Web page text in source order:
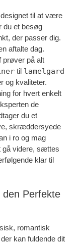
til at være
du et besøg
der passer dig.
aftalte dag.
prøver på alt
til lamelgard
og kvaliteter.
for hvert enkelt
de
du et
skræddersyede
i ro og mag
gå videre, sættes
klar til
Perfekte
romantisk
kan fuldende dit